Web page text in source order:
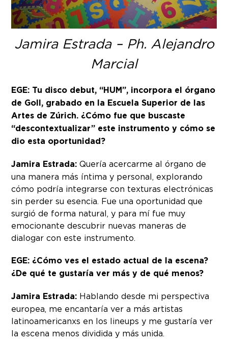
Jamira Estrada – Ph. Alejandro
Marcial
EGE: Tu disco debut, “HUM”, incorpora el órgano
de Goll, grabado en la Escuela Superior de las
Artes de Zúrich. ¿Cómo fue que buscaste
“descontextualizar” este instrumento y cómo se
dio esta oportunidad?
Jamira Estrada: Quería acercarme al órgano de
una manera más íntima y personal, explorando
cómo podría integrarse con texturas electrónicas
sin perder su esencia. Fue una oportunidad que
surgió de forma natural, y para mí fue muy
emocionante descubrir nuevas maneras de
dialogar con este instrumento.
EGE: ¿Cómo ves el estado actual de la escena?
¿De qué te gustaría ver más y de qué menos?
Jamira Estrada: Hablando desde mi perspectiva
europea, me encantaría ver a más artistas
latinoamericanxs en los lineups y me gustaría ver
la escena menos dividida y más unida.